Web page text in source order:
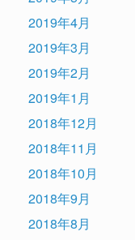
2019年4月
2019年3月
2019年2月
2019年1月
2018年12月
2018年11月
2018年10月
2018年9月
2018年8月